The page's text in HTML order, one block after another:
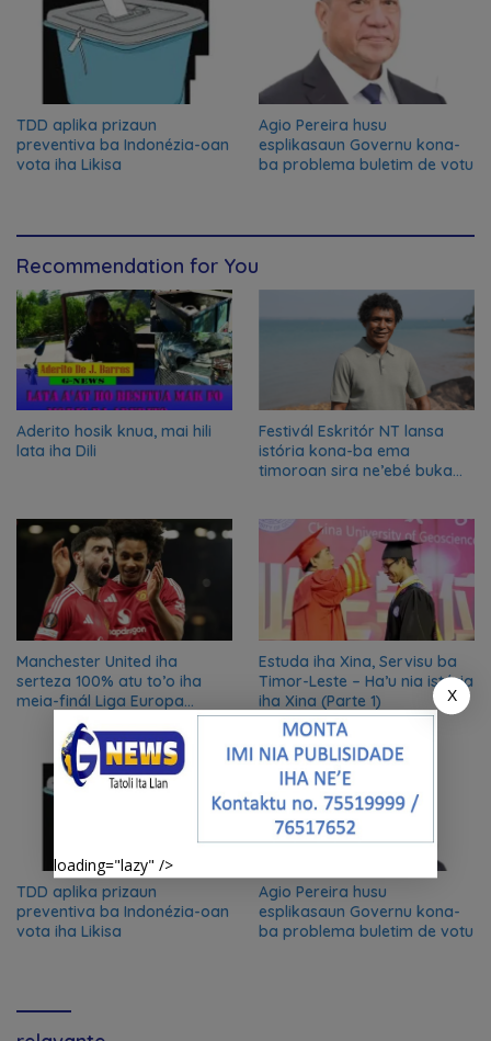
TDD aplika prizaun
preventiva ba Indonézia-oan
vota iha Likisa
Agio Pereira husu
esplikasaun Governu kona-
ba problema buletim de votu
Recommendation for You
Aderito hosik knua, mai hili
lata iha Dili
Festivál Eskritór NT lansa
istória kona-ba ema
timoroan sira ne’ebé buka
Manchester United iha
serteza 100% atu to’o iha
meia-finál Liga Europa
2024/2025
Estuda iha Xina, Servisu ba
Timor-Leste – Ha’u nia istória
iha Xina (Parte 1)
TDD aplika prizaun
preventiva ba Indonézia-oan
vota iha Likisa
Agio Pereira husu
esplikasaun Governu kona-
ba problema buletim de votu
X
loading="lazy" />